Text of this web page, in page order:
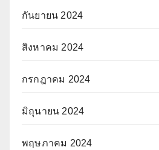
กันยายน 2024
สิงหาคม 2024
กรกฎาคม 2024
มิถุนายน 2024
พฤษภาคม 2024